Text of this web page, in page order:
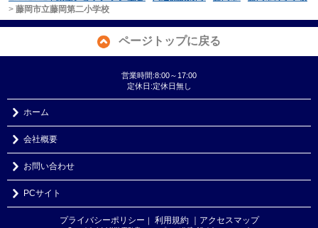
> 藤岡市立藤岡第二小学校
ページトップに戻る
営業時間:8:00～17:00
定休日:定休日無し
ホーム
会社概要
お問い合わせ
PCサイト
プライバシーポリシー ｜ 利用規約 ｜アクセスマップ